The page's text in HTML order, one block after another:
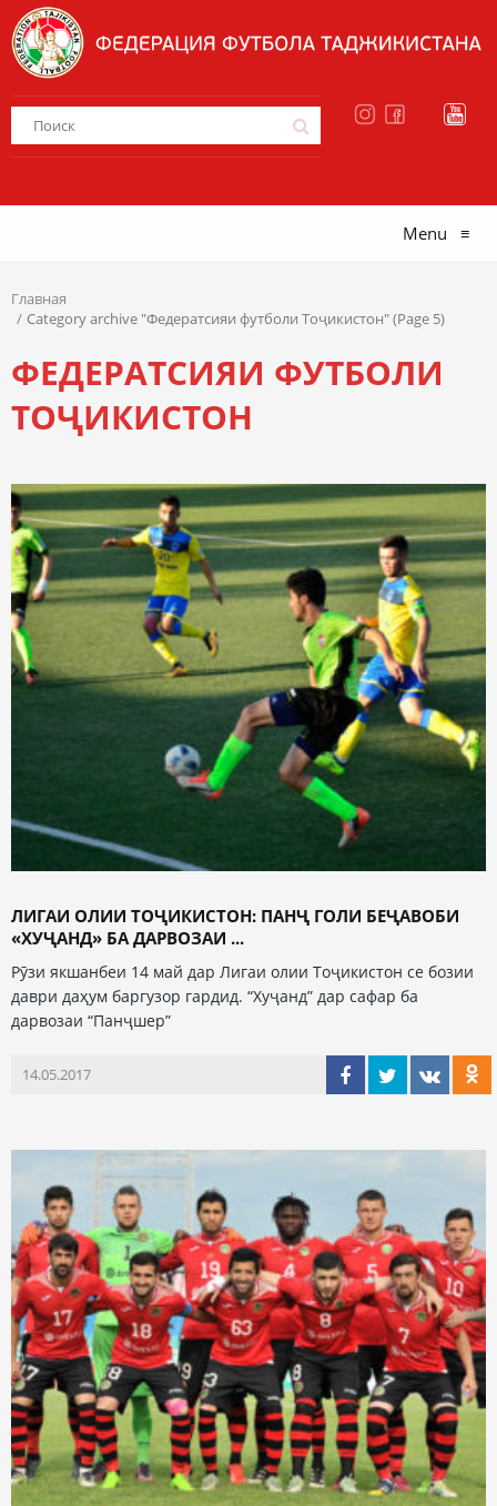
Menu ≡
Главная
Category archive "Федератсияи футболи Тоҷикистон" (Page 5)
ФЕДЕРАТСИЯИ ФУТБОЛИ
ТОҶИКИСТОН
ЛИГАИ ОЛИИ ТОҶИКИСТОН: ПАНҶ ГОЛИ БЕҶАВОБИ
«ХУҶАНД» БА ДАРВОЗАИ ...
Рӯзи якшанбеи 14 май дар Лигаи олии Тоҷикистон се бозии
даври даҳум баргузор гардид. “Хуҷанд” дар сафар ба
дарвозаи “Панҷшер”
14.05.2017